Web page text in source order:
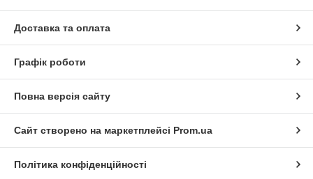
Доставка та оплата
Графік роботи
Повна версія сайту
Сайт створено на маркетплейсі Prom.ua
Політика конфіденційності